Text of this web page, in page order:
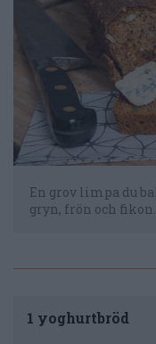
En grov limpa du
gryn, frön och fikon.
1 yoghurtbröd